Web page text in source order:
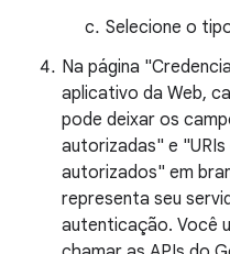
Selecione o
Na página
aplicativo da Web,
pode deixar os
autorizadas" e
autorizados" em
representa seu
autenticação. Você